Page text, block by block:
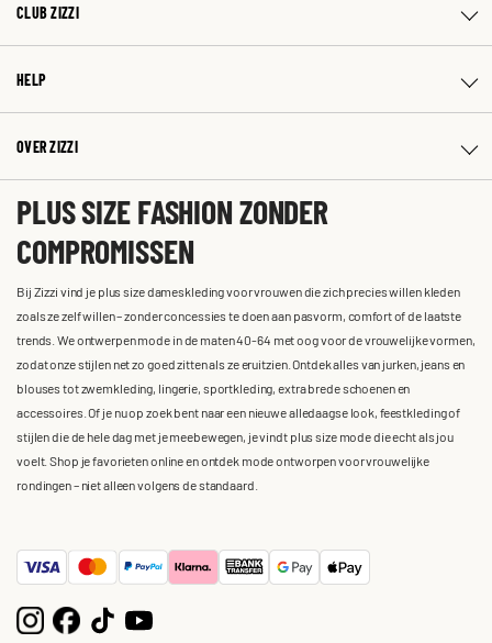
CLUB ZIZZI
HELP
OVER ZIZZI
PLUS SIZE FASHION ZONDER
COMPROMISSEN
Bij Zizzi vind je plus size dameskleding voor vrouwen die zich precies willen kleden
zoals ze zelf willen – zonder concessies te doen aan pasvorm, comfort of de laatste
trends. We ontwerpen mode in de maten 40-64 met oog voor de vrouwelijke vormen,
zodat onze stijlen net zo goed zitten als ze eruitzien. Ontdek alles van jurken, jeans en
blouses tot zwemkleding, lingerie, sportkleding, extra brede schoenen en
accessoires. Of je nu op zoek bent naar een nieuwe alledaagse look, feestkleding of
stijlen die de hele dag met je meebewegen, je vindt plus size mode die echt als jou
voelt. Shop je favorieten online en ontdek mode ontworpen voor vrouwelijke
rondingen – niet alleen volgens de standaard.